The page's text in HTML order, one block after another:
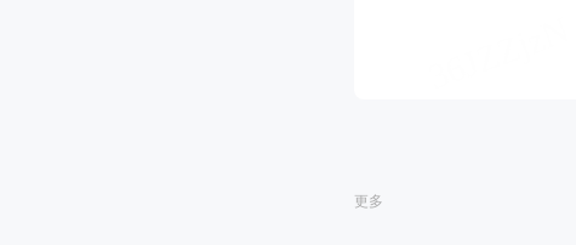
更多